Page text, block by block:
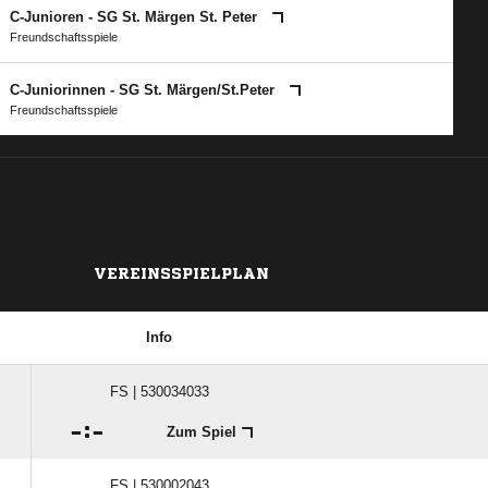
C-Junioren - SG St. Märgen St. Peter
Freundschaftsspiele
C-Juniorinnen - SG St. Märgen/​St.Peter
Freundschaftsspiele
VEREINSSPIELPLAN
Info
FS | 530034033
: Zum Spiel